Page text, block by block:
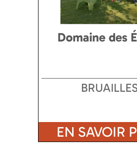
Domaine des
EN SAVOIR